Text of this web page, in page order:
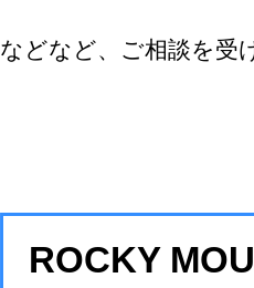
などなど、ご相談を受
ROCKY